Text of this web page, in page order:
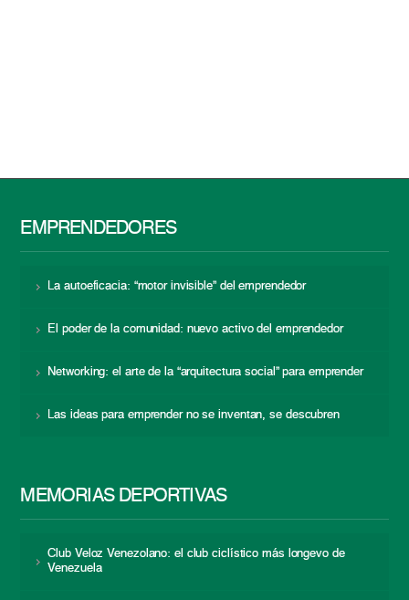
EMPRENDEDORES
La autoeficacia: “motor invisible” del emprendedor
El poder de la comunidad: nuevo activo del emprendedor
Networking: el arte de la “arquitectura social” para emprender
Las ideas para emprender no se inventan, se descubren
MEMORIAS DEPORTIVAS
Club Veloz Venezolano: el club ciclístico más longevo de
Venezuela